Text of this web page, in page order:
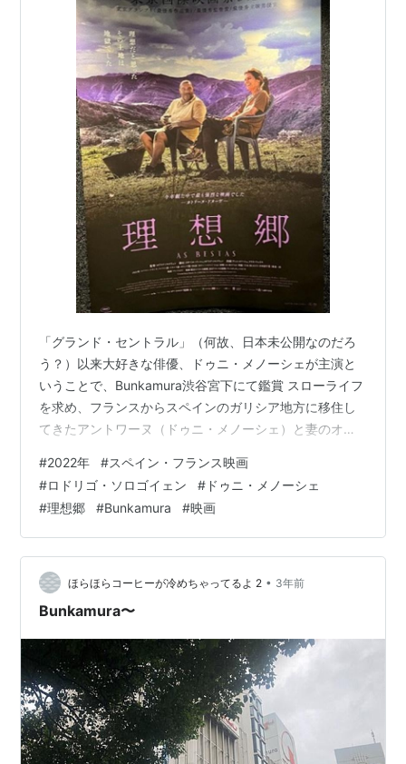
「グランド・セントラル」（何故、日本未公開なのだろ
う？）以来大好きな俳優、ドゥニ・メノーシェが主演と
いうことで、Bunkamura渋谷宮下にて鑑賞 スローライフ
を求め、フランスからスペインのガリシア地方に移住し
てきたアントワーヌ（ドゥニ・メノーシェ）と妻のオル
間を見つけては、周囲の古民家を半ばボランティアで修
繕していた 出来れば子供たちも呼び寄せたいし、いつか
ここの暮らしに憧れる人たちが自分たちの様に移住し、
村の過疎化を食い止める力になればと考えている ところ
が地元の人たちは、夕方から店で酒を飲むために、細々
と農業や酪農をしているだけ、風力発電…
#2022年 #スペイン・フランス映画
#ロドリゴ・ソロゴイェン # ドゥニ・メノーシェ
#理想郷 #Bunkamura #映画
ほらほらコーヒーが冷めちゃってるよ 2 • 3年前
Bunkamura〜